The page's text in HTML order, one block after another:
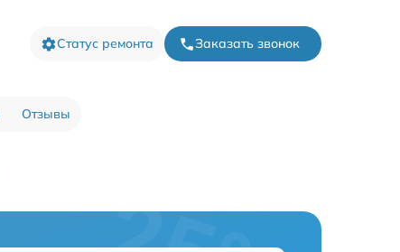
Статус ремонта Заказать звонок
Отзывы